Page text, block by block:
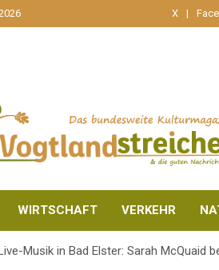
X
WIRTSCHAFT VERKEHR
Musik in Bad Elster: Sarah McQuaid